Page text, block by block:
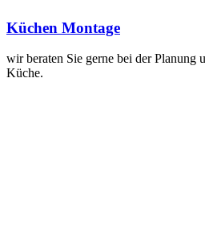
Küchen Montage
wir beraten Sie gerne bei der Planung
Küche.